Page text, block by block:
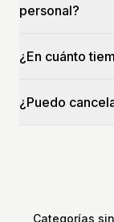
personal?
¿En cuánto
¿Puedo
Categorías